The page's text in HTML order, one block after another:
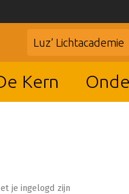
Luz’ Lichtacademie
Kern
je ingelogd zijn